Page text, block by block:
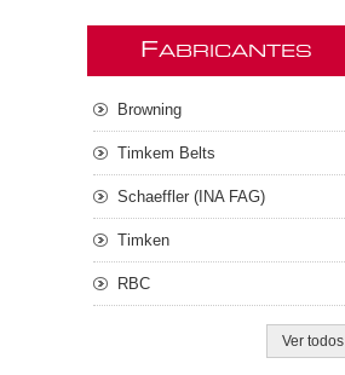
FABRICANTES
Browning
Timkem Belts
Schaeffler (INA FAG)
Timken
RBC
Ver todos